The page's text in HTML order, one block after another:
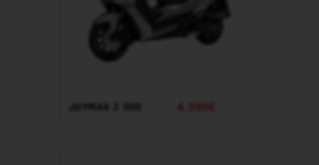
JOYMAX Z 300 4.390€